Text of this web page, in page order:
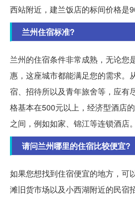
西站附近，建兰饭店的标间价格是
兰州住宿标准?
兰州的住宿条件非常成熟，无论您
惠，这座城市都能满足您的需求。
宿、招待所以及青年旅舍等，应有
格基本在500元以上，经济型酒店
之间，例如如家、锦江等连锁酒店。
请问兰州哪里的住宿比较便宜?
如果您想找到住宿便宜的地方，可
滩旧货市场以及小西湖附近的民宿